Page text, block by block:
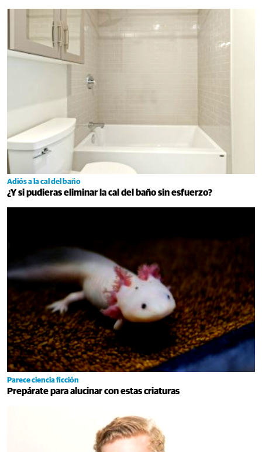
Adiós a la cal del baño
¿Y si pudieras eliminar la cal del baño sin esfuerzo?
Parece ciencia ficción
Prepárate para alucinar con estas criaturas